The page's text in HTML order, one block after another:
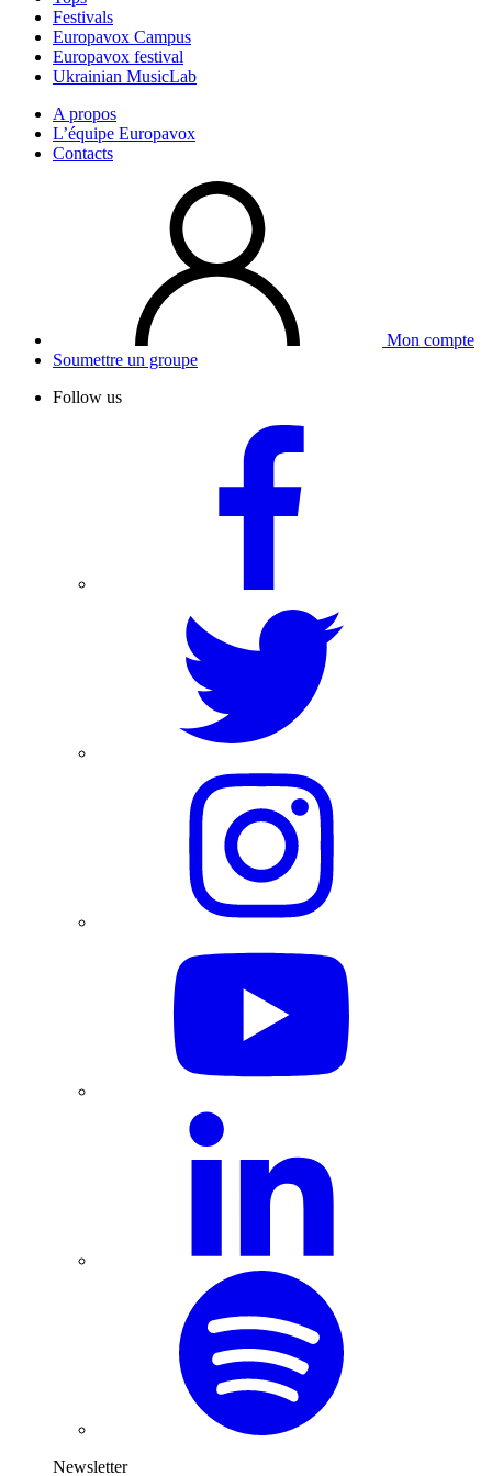
Festivals
Europavox Campus
Europavox festival
Ukrainian MusicLab
A propos
L’équipe Europavox
Contacts
Mon compte
Soumettre un groupe
Follow us
Newsletter